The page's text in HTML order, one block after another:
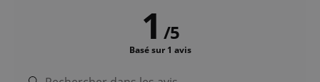
1 /5
Basé sur 1 avis